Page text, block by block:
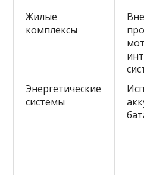
Жилые
комплексы
Энергетические
системы